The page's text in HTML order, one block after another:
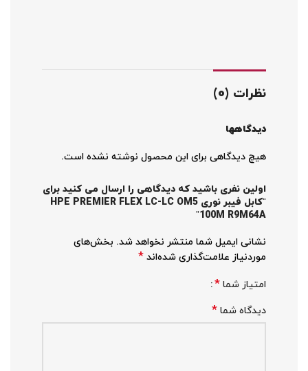
نظرات (0)
دیدگاهها
هیچ دیدگاهی برای این محصول نوشته نشده است.
اولین نفری باشید که دیدگاهی را ارسال می کنید برای
“کابل فیبر نوری HPE PREMIER FLEX LC-LC OM5
100M R9M64A”
نشانی ایمیل شما منتشر نخواهد شد. بخش‌های
موردنیاز علامت‌گذاری شده‌اند *
امتیاز شما *
دیدگاه شما *